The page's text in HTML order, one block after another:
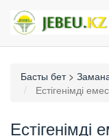
Басты бет>
Естігенімді
Естігенімді